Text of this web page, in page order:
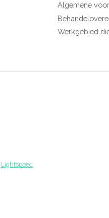
Algemene
Werkgebied
Lightspeed